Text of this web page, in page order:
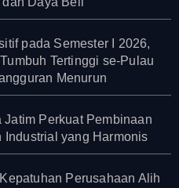
pada Semester I 2026,
Tertinggi se-Pulau
Menurun
Perkuat Pembinaan
Industrial yang Harmonis
Perusahaan Alih